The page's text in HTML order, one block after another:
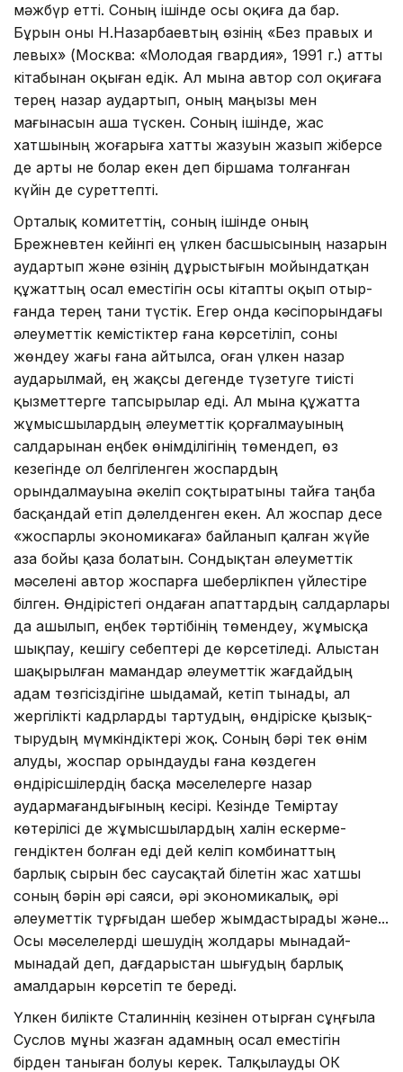
мәжбүр етті. Соның ішінде осы оқиға да бар.
Бұрын оны Н.Назарбаевтың өзінің «Без правых и
левых» (Москва: «Молодая гвардия», 1991 г.) атты
кітабынан оқыған едік. Ал мына автор сол оқиғаға
терең назар аудартып, оның маңызы мен
мағынасын аша түскен. Соның ішінде, жас
хатшының жоғарыға хатты жазуын жазып жіберсе
де арты не болар екен деп біршама толғанған
күйін де суреттепті.
Орталық комитеттің, соның ішінде оның
Брежневтен кейінгі ең үлкен басшысының назарын
аудартып және өзінің дұрыстығын мойындатқан
құжаттың осал емес­тігін осы кітапты оқып отыр­
ғанда терең тани түстік. Егер онда кәсіпорындағы
әлеуметтік кемістіктер ғана көрсетіліп, соны
жөндеу жағы ғана айтылса, оған үлкен назар
аударылмай, ең жақсы дегенде түзетуге тиісті
қызметтерге тапсырылар еді. Ал мына құжатта
жұмысшылардың әлеуметтік қорғалмауының
салдарынан еңбек өнімділігінің төмен­деп, өз
кезегінде ол белгіленген жоспардың
орындалмауына әкеліп соқтыратыны тайға таңба
басқандай етіп дәлелденген екен. Ал жоспар десе
«жоспарлы экономикаға» байланып қалған жүйе
аза бойы қаза болатын. Сондықтан әлеуметтік
мәселені автор жоспарға шеберлікпен үйлестіре
білген. Өндірістегі ондаған апаттардың салдарлары
да ашылып, еңбек тәртібінің төмендеу, жұмысқа
шықпау, кешігу себептері де көрсетіледі. Алыстан
шақырылған мамандар әлеуметтік жағдайдың
адам төзгісіздігіне шыдамай, кетіп тынады, ал
жергілікті кадрлар­ды тартудың, өндіріске қызық­
тырудың мүмкіндіктері жоқ. Соның бәрі тек өнім
алуды, жос­пар орындауды ғана көздеген
өндірісшілердің басқа мәселелерге назар
аудармағандығының кесірі. Кезінде Теміртау
көтерілісі де жұ­мысшылардың халін ескерме­
гендіктен болған еді дей келіп комбинаттың
барлық сырын бес­ саусақтай білетін жас хатшы
соның бәрін әрі саяси, әрі эко­номикалық, әрі
әлеуметтік тұрғыдан шебер жымдастырады және...
Осы мәселелерді шешудің жолдары мынадай-
мынадай деп, дағдарыстан шығудың барлық
амалдарын көрсетіп те береді.
Үлкен билікте Сталиннің кезінен отырған сұңғыла
Суслов мұны жазған адамның осал емес­тігін
бірден таныған болуы керек. Талқылауды ОК